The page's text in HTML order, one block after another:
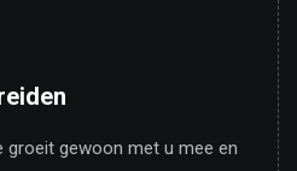
groeit gewoon met u mee en